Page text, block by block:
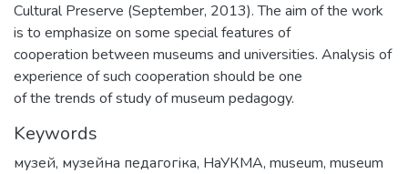
Cultural Preserve (September, 2013). The aim of the work
is to emphasize on some special features of
cooperation between museums and universities. Analysis of
experience of such cooperation should be one
of the trends of study of museum pedagogy.
Keywords
музей, музейна педагогіка, НаУКМА, museum, museum